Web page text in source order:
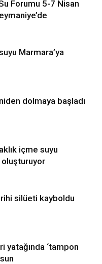
Forumu 5-7 Nisan
Marmara’ya
dolmaya başladı
içme suyu
silüeti kayboldu
yatağında ‘tampon